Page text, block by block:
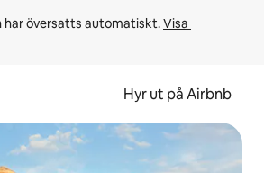
har översatts automatiskt. Visa
Hyr ut på Airbnb